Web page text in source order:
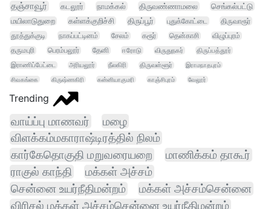
தஞ்சாவூர்
கடலூர் நாமக்கல் திருவண்ணாமலை செங்கல்பட்டு
மயிலாடுதுறை கள்ளக்குறிச்சி திருப்பூர் புதுக்கோட்டை
திருவாரூர்
தூத்துக்குடி
நாகப்பட்டினம் சேலம் கரூர் தென்காசி
விழுப்புரம்
தருமபுரி
பெரம்பலூர் தேனி ஈரோடு விருதுநகர் திருப்பத்தூர்
இராணிப்பேட்டை அரியலூர் நீலகிரி திருவள்ளூர்
இராமநாதபுரம்
சிவகங்கை
கிருஷ்ணகிரி கன்னியாகுமரி காஞ்சிபுரம் வேலூர்
Trending
வாய்ப்பு மாணவர் மழை
விளக்கம்மகாராஷ்டிரத்தில் நிலம்
கார்கேதொகுதி மறுவரையறை
மாணிக்கம் தாகூர்
ராகுல் காந்தி
மக்கள் அச்சம்
சென்னை உயர்நீதிமன்றம்
மக்கள் அச்சம்சென்னை
விரிசல் மக்கள் அச்சம்சென்னை உயர்நீதிமன்றம்